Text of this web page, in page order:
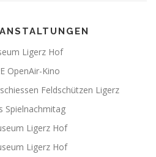
Ligerz Hof
OpenAir-Kino
Feldschützen Ligerz
Spielnachmitag
Ligerz Hof
Ligerz Hof